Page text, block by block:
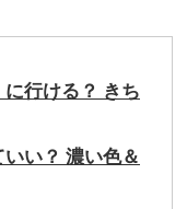
に行ける？ きち
い？ 濃い色＆